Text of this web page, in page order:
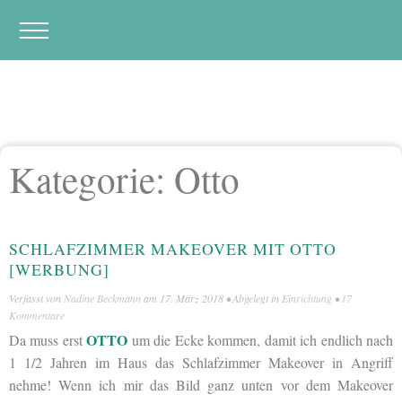
Kategorie: Otto
SCHLAFZIMMER MAKEOVER MIT OTTO
[WERBUNG]
Verfasst von Nadine Beckmann am 17. März 2018 • Abgelegt in Einrichtung • 17
Kommentare
Da muss erstOTTO um die Ecke kommen, damit ich endlich nach
1 1/2 Jahren im Haus das Schlafzimmer Makeover in Angriff
nehme! Wenn ich mir das Bild ganz unten vor dem Makeover